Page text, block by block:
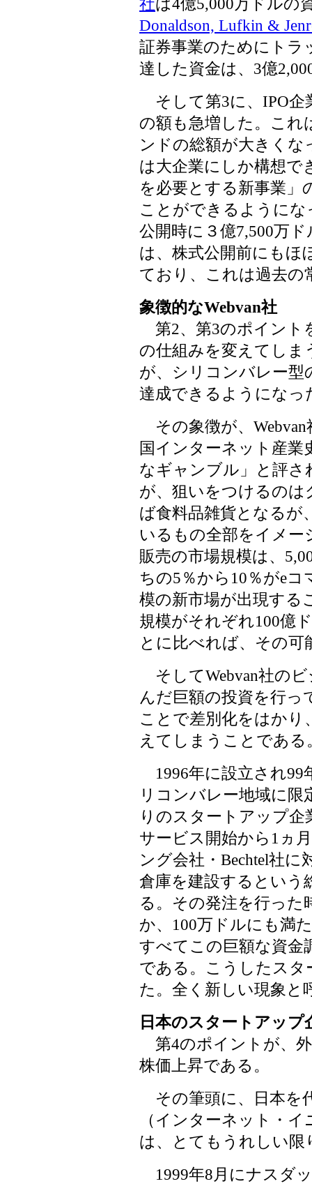
Donaldson, Lufkin &
証券事業のためにトラ
達した資金は、3億
そして第3に、IPO企
の額も急増した。こ
ンドの総額が大きく
は大企業にしか構想で
を必要とする新事業」
ことができるように
公開時に３億7,500万
は、株式公開前にもほ
ており、これは過去の
象徴的なWebvan社
第2、第3のポイント
の仕組みを変えてしま
が、シリコンバレー型
達成できるようになっ
その象徴が、Webvan
国インターネット産業
なギャンブル」と評
が、狙いをつけるのは
ば食料品雑貨となるが
いるもの全部をイメ
販売の市場規模は、
ちの5％から10％がe
模の新市場が出現する
規模がそれぞれ100億
とに比べれば、その
そしてWebvan社の
んだ巨額の投資を行っ
ことで差別化をはかり
えてしまうことである
1996年に設立され99
リコンバレー地域に
りのスタートアップ企
サービス開始から1ヵ
ング会社・Bechtel社
倉庫を建設するという
る。その発注を行った
か、100万ドルにも満
すべてこの巨額な資金
である。こうしたス
た。全く新しい現象と
日本のスタートアッ
第4のポイントが、
株価上昇である。
その筆頭に、日本を
（インターネット・
は、とてもうれしい限
1999年8月にナスダ